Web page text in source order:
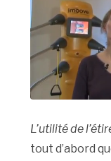
L’utilité de
tout d’abord